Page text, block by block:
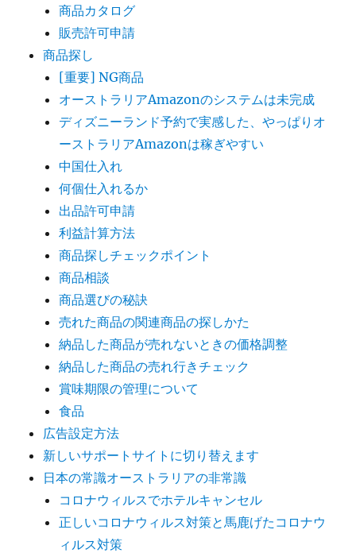
商品カタログ
販売許可申請
商品探し
[重要] NG商品
オーストラリアAmazonのシステムは未完成
ディズニーランド予約で実感した、やっぱりオ
ーストラリアAmazonは稼ぎやすい
中国仕入れ
何個仕入れるか
出品許可申請
利益計算方法
商品探しチェックポイント
商品相談
商品選びの秘訣
売れた商品の関連商品の探しかた
納品した商品が売れないときの価格調整
納品した商品の売れ行きチェック
賞味期限の管理について
食品
広告設定方法
新しいサポートサイトに切り替えます
日本の常識オーストラリアの非常識
コロナウィルスでホテルキャンセル
正しいコロナウィルス対策と馬鹿げたコロナウ
ィルス対策